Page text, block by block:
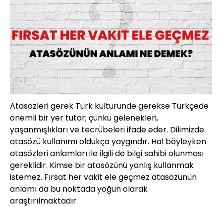
Atasözleri gerek Türk kültüründe gerekse Türkçede
önemli bir yer tutar; çünkü gelenekleri,
yaşanmışlıkları ve tecrübeleri ifade eder. Dilimizde
atasözü kullanımı oldukça yaygındır. Hal böyleyken
atasözleri anlamları ile ilgili de bilgi sahibi olunması
gereklidir. Kimse bir atasözünü yanlış kullanmak
istemez. Fırsat her vakit ele geçmez atasözünün
anlamı da bu noktada yoğun olarak
araştırılmaktadır.